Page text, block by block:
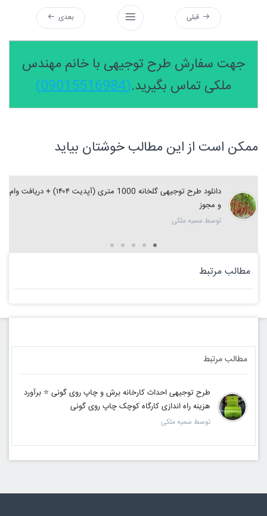
قبلی بعدی
جهت سفارش طرح توجیهی با خانم مهندس
ملکی تماس بگیرید.(09015516984)
ممکن است از این مطالب خوشتان بیاید
دانلود طرح توجیهی گلخانه 1000 متری (آپدیت ۱۴۰۴) + دریافت وام
و مجوز
توسط سمیه ملکی
مطالب مرتبط
مطالب مرتبط
طرح توجیهی احداث کارخانه برش و چاپ روی گونی ⭐️ برآورد
هزینه راه اندازی کارگاه کوچک چاپ روی گونی
توسط سمیه ملکی